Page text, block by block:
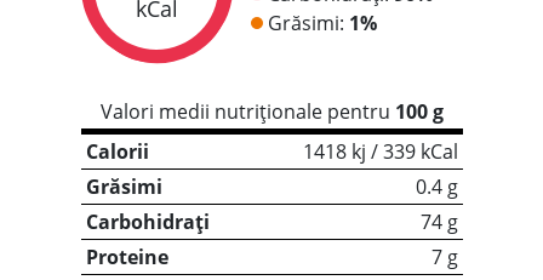
kCal
Grăsimi: 1%
Valori medii nutriționale pentru 100 g
Calorii
1418 kj / 339 kCal
Grăsimi
0.4 g
Carbohidrați
74 g
Proteine
7 g